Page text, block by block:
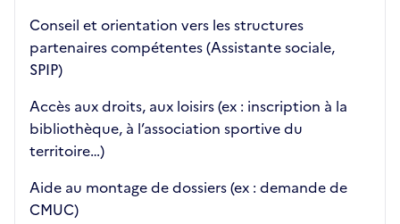
Conseil et orientation vers les structures
partenaires compétentes (Assistante sociale,
SPIP)
Accès aux droits, aux loisirs (ex : inscription à la
bibliothèque, à l’association sportive du
territoire…)
Aide au montage de dossiers (ex : demande de
CMUC)